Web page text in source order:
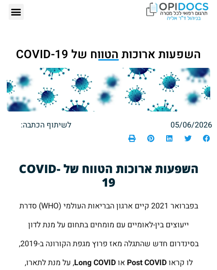
השפעות ארוכות הטווח של COVID-19
05/06/2026 לשיתוף הכתבה:
השפעות ארוכות הטווח שלCOVID-
19
בפברואר 2021 קיים ארגון הבריאות העולמי (WHO) סדרת
ייעוצים בין-לאומיים עם מומחים בתחום על מנת לדון
בסינדרום חדש שהתגלה מאז פרוץ מגפת הקורונה ב-2019,
לו קראוPost COVID או LongCOVID
, על מנת לתארו,